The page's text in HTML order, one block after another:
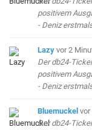
positivem
- Deniz
Lazy vor 2
Der db24-
positivem
- Deniz
Bluemuckel
Der db24-